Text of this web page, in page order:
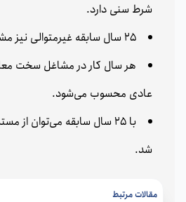
شرط سنی دارد.
25 سال سابقه غیرمتوالی نیز مشمول بازنشستگی است.
عادی محسوب می‌شود.
با 25 سال سابقه می‌توان از
شد.
مقالات مرتبط